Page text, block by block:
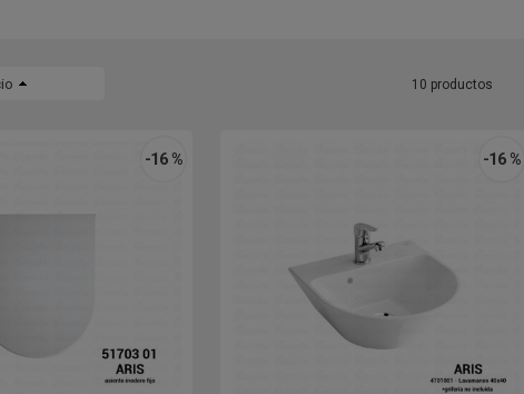
10 productos
-16 % -16 %